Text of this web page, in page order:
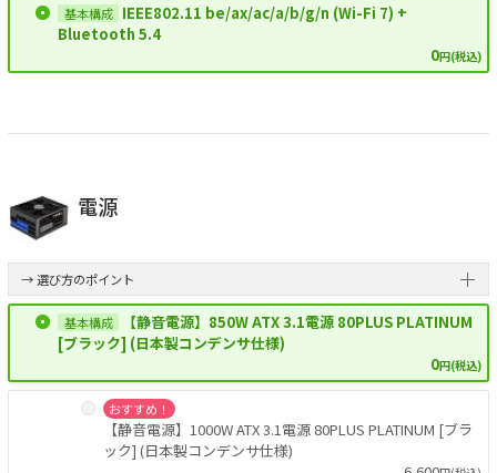
IEEE802.11 be/ax/ac/a/b/g/n (Wi-Fi 7) +
Bluetooth 5.4
0円(税込)
電源
→ 選び方のポイント
【静音電源】850W ATX 3.1電源 80PLUS PLATINUM
[ブラック] (日本製コンデンサ仕様)
0円(税込)
おすすめ！
【静音電源】1000W ATX 3.1電源 80PLUS PLATINUM [ブラ
ック] (日本製コンデンサ仕様)